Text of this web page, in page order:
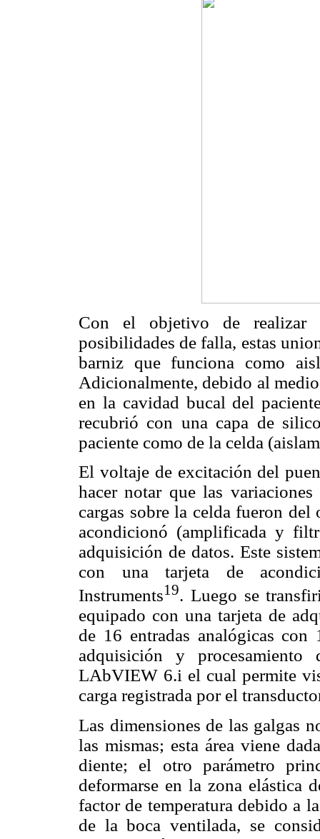
Con el objetivo de realizar
posibilidades de falla, estas
barniz que funciona como
Adicionalmente, debido al
en la cavidad bucal del
recubrió con una capa de
paciente como de la celda
El voltaje de excitación del
hacer notar que las
cargas sobre la celda fueron
acondicionó (amplificada y
adquisición de datos. Este
con una tarjeta de
Instruments19. Luego se
equipado con una tarjeta de
de 16 entradas analógicas
adquisición y
LAbVIEW 6.i el cual permite
carga registrada por el
Las dimensiones de las galgas
las mismas; esta área viene
diente; el otro parámetro
deformarse en la zona elástica
factor de temperatura debido a
de la boca ventilada, se